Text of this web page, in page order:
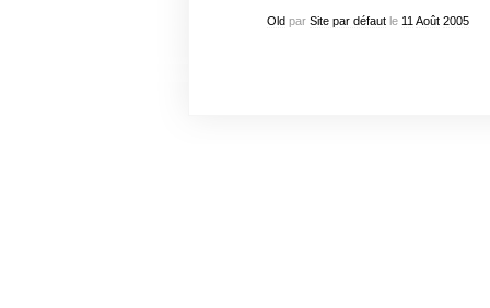
Oldpar Site par défautle 11 Août 2005